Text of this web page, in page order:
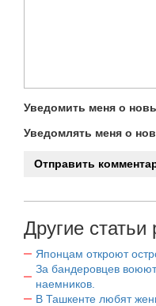
Уведомить меня о
Уведомлять меня о
Другие статьи
Японцам откроют
За бандеровцев
наемников.
В Ташкенте любят